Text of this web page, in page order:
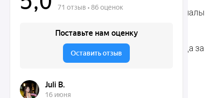
Ортодонтические
инструменты
Терапевтические
Ортопедические
Расходные материалы
для стоматологии
Средства для ухода за
полостью рта